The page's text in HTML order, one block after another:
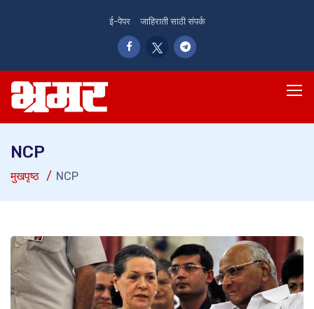
ई-पेपर जाहिराती साठी संपर्क
NCP
मुखपृष्ठ NCP